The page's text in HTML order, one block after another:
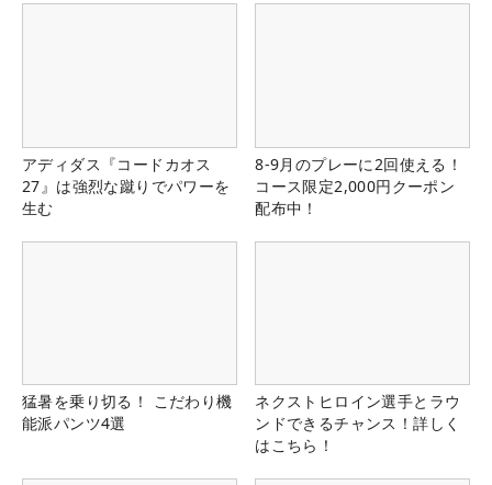
アディダス『コードカオス
27』は強烈な蹴りでパワーを
生む
8-9月のプレーに2回使える！
コース限定2,000円クーポン
配布中！
猛暑を乗り切る！ こだわり機
能派パンツ4選
ネクストヒロイン選手とラウ
ンドできるチャンス！詳しく
はこちら！